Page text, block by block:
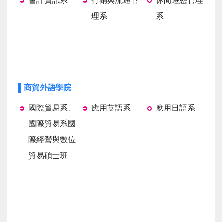
理系
系
▌商貿外語學院
國際貿易系、
國際貿易系國
際經營與數位
貿易碩士班
應用英語系 應用日語系